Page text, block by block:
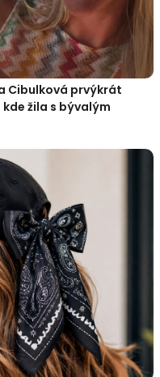
Cibulková prvýkrát
žila s bývalým